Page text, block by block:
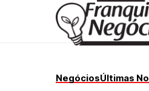
NegóciosÚltimas